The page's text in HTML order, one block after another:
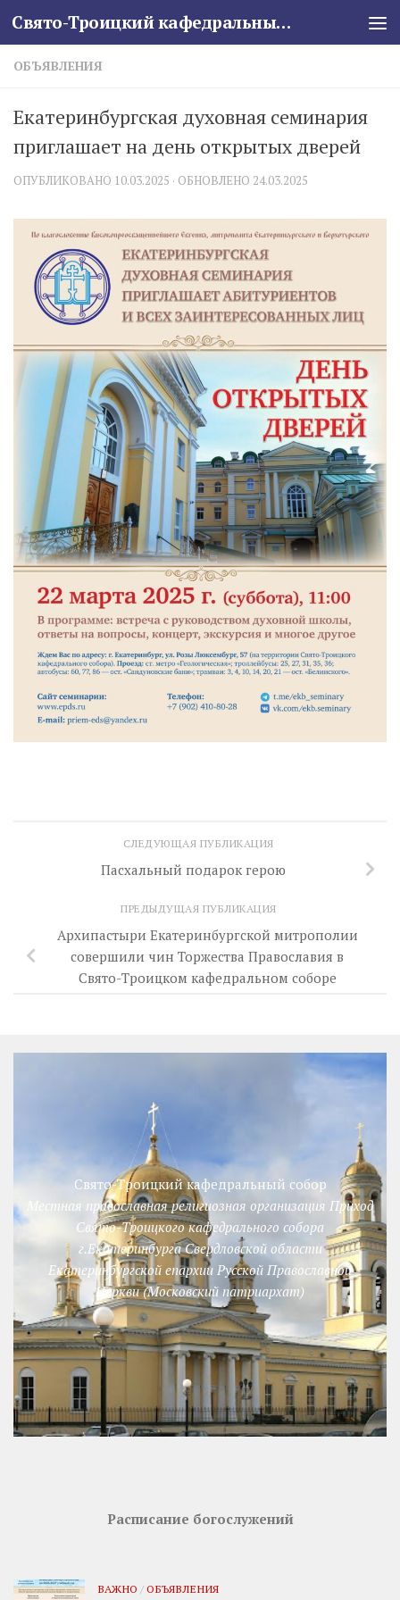
Skip to content Свято-Троицкий кафедральный собор
ОБЪЯВЛЕНИЯ
Екатеринбургская духовная семинария
приглашает на день открытых дверей
ОПУБЛИКОВАНО 10.03.2025 · ОБНОВЛЕНО 24.03.2025
СЛЕДУЮЩАЯ ПУБЛИКАЦИЯ
Пасхальный подарок герою
ПРЕДЫДУЩАЯ ПУБЛИКАЦИЯ
Архипастыри Екатеринбургской митрополии
совершили чин Торжества Православия в
Свято-Троицком кафедральном соборе
Свято-Троицкий кафедральный собор
Местная православная религиозная организация Приход
Свято-Троицкого кафедрального собора
г.Екатеринбурга Свердловской области
Екатеринбургской епархии Русской Православной
Церкви (Московский патриархат)
Расписание богослужений
ВАЖНО / ОБЪЯВЛЕНИЯ